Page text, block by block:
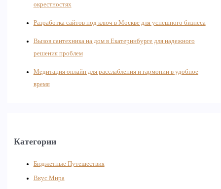
окрестностях
Разработка сайтов под ключ в Москве для успешного бизнеса
Вызов сантехника на дом в Екатеринбурге для надежного
решения проблем
Медитация онлайн для расслабления и гармонии в удобное
время
Категории
Бюджетные Путешествия
Вкус Мира